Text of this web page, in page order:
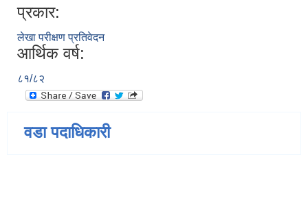
प्रकार:
लेखा परीक्षण प्रतिवेदन
आर्थिक वर्ष:
८१/८२
वडा पदाधिकारी